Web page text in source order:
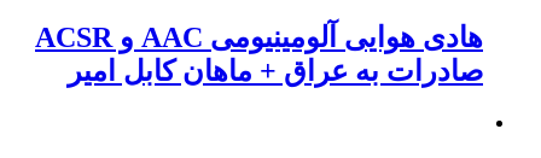
هادی هوایی آلومینیومی AAC و ACSR
صادرات به عراق + ماهان کابل امیر